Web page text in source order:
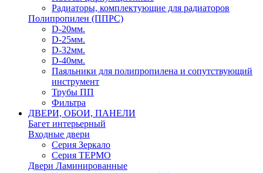
Радиаторы, комплектующие для радиаторов
Полипропилен (ППРС)
D-20мм.
D-25мм.
D-32мм.
D-40мм.
Паяльники для полипропилена и сопутствующий
инструмент
Трубы ПП
Фильтра
ДВЕРИ, ОБОИ, ПАНЕЛИ
Багет интерьерный
Входные двери
Серия Зеркало
Серия ТЕРМО
Двери Ламинированные